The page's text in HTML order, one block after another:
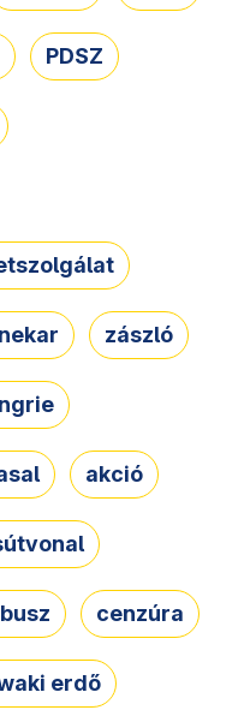
PDSZ
zászló
akció
cenzúra
erdő